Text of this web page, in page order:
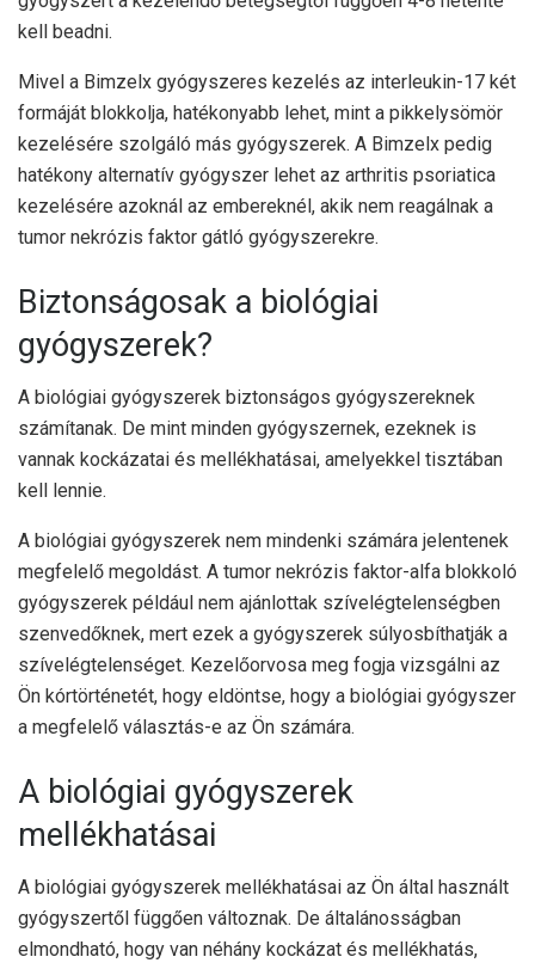
kell beadni.
Mivel a Bimzelx gyógyszeres kezelés az interleukin-17 két
formáját blokkolja, hatékonyabb lehet, mint a pikkelysömör
kezelésére szolgáló más gyógyszerek. A Bimzelx pedig
hatékony alternatív gyógyszer lehet az arthritis psoriatica
kezelésére azoknál az embereknél, akik nem reagálnak a
tumor nekrózis faktor gátló gyógyszerekre.
Biztonságosak a biológiai
gyógyszerek?
A biológiai gyógyszerek biztonságos gyógyszereknek
számítanak. De mint minden gyógyszernek, ezeknek is
vannak kockázatai és mellékhatásai, amelyekkel tisztában
kell lennie.
A biológiai gyógyszerek nem mindenki számára jelentenek
megfelelő megoldást. A tumor nekrózis faktor-alfa blokkoló
gyógyszerek például nem ajánlottak szívelégtelenségben
szenvedőknek, mert ezek a gyógyszerek súlyosbíthatják a
szívelégtelenséget. Kezelőorvosa meg fogja vizsgálni az
Ön kórtörténetét, hogy eldöntse, hogy a biológiai gyógyszer
a megfelelő választás-e az Ön számára.
A biológiai gyógyszerek
mellékhatásai
A biológiai gyógyszerek mellékhatásai az Ön által használt
gyógyszertől függően változnak. De általánosságban
elmondható, hogy van néhány kockázat és mellékhatás,